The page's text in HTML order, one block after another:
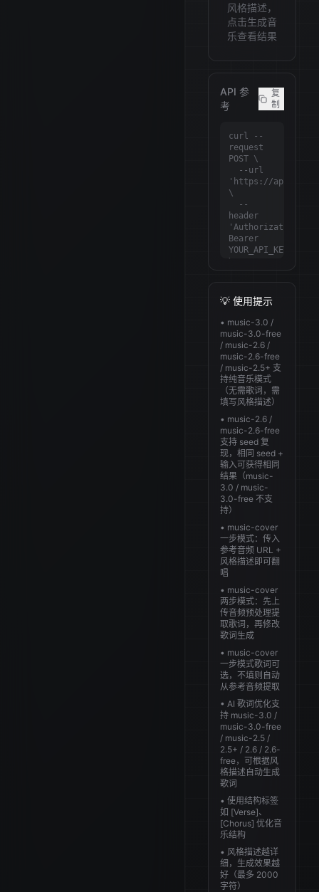
风格描述，
点击生成音
乐查看结果
API 参
考
复
制
curl --
request
POST \
'https://
\
header
'Authorization:
Bearer
YOUR_API_KEY'
\
header
'Content-
Type:
application/json'
\
  --data
'{
"model":
"music-
3.0",
"output_format":
"hex",
"audio_setting":
{
"sample_rate":
44100,
"bitrate":
256000,
"format":
"lyrics":
"<歌词>"
}'
💡 使用提示
• music-3.0 /
music-3.0-free
/ music-2.6 /
music-2.6-free
/ music-2.5+ 支
持纯音乐模式
（无需歌词，需
填写风格描述）
• music-2.6 /
music-2.6-free
支持 seed 复
现，相同 seed +
输入可获得相同
结果（music-
3.0 / music-
3.0-free 不支
持）
• music-cover
一步模式：传入
参考音频 URL +
风格描述即可翻
唱
• music-cover
两步模式：先上
传音频预处理提
取歌词，再修改
歌词生成
• music-cover
一步模式歌词可
选，不填则自动
从参考音频提取
• AI 歌词优化支
持 music-3.0 /
music-3.0-free
/ music-2.5 /
2.5+ / 2.6 / 2.6-
free，可根据风
格描述自动生成
歌词
• 使用结构标签
如 [Verse]、
[Chorus] 优化音
乐结构
• 风格描述越详
细，生成效果越
好（最多 2000
字符）